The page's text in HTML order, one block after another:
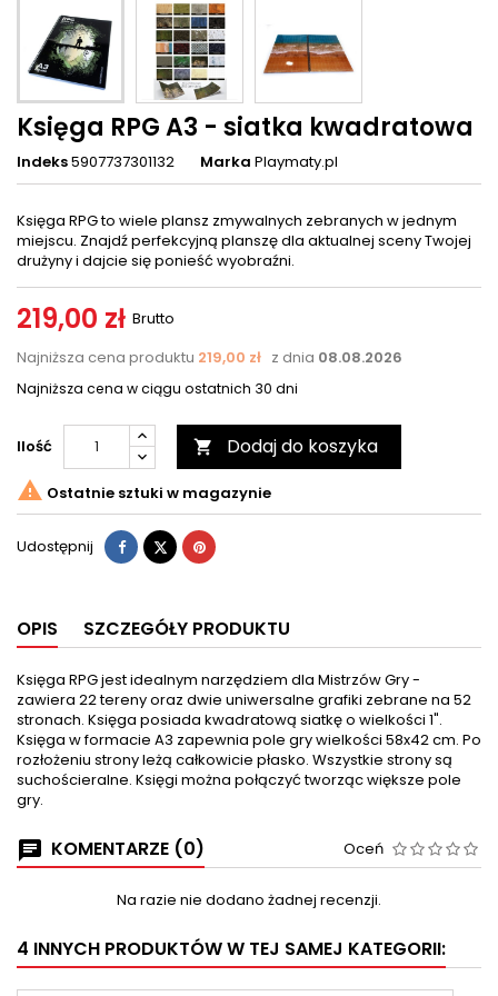
Księga RPG A3 - siatka kwadratowa
Indeks5907737301132 Marka Playmaty.pl
Księga RPG to wiele plansz zmywalnych zebranych w jednym
miejscu. Znajdź perfekcyjną planszę dla aktualnej sceny Twojej
drużyny i dajcie się ponieść wyobraźni.
219,00 zł Brutto
Najniższa cena produktu 219,00 zł z dnia 08.08.2026
Najniższa cena w ciągu ostatnich 30 dni
Ilość  Dodaj do koszyka
 Ostatnie sztuki w magazynie
Udostępnij Udostępnij
TweetujPinterest
OPIS SZCZEGÓŁY PRODUKTU
Księga RPG jest idealnym narzędziem dla Mistrzów Gry -
zawiera 22 tereny oraz dwie uniwersalne grafiki zebrane na 52
stronach. Księga posiada kwadratową siatkę o wielkości 1".
Księga w formacie A3 zapewnia pole gry wielkości 58x42 cm. Po
rozłożeniu strony leżą całkowicie płasko. Wszystkie strony są
suchościeralne. Księgi można połączyć tworząc większe pole
gry.
KOMENTARZE (0) Oceń
Na razie nie dodano żadnej recenzji.
4 INNYCH PRODUKTÓW W TEJ SAMEJ KATEGORII: